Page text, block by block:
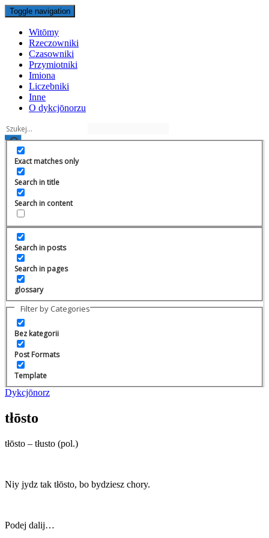
Toggle navigation
Witōmy
Rzeczowniki
Czasowniki
Przymiotniki
Imiona
Liczebniki
Inne
O dykcjōnorzu
Exact matches only
Search in title
Search in content
Search in posts
Search in pages
glossary
Filter by Categories
Bez kategorii
Post Formats
Template
Dykcjōnorz
tłōsto
tłōsto – tłusto (pol.)
Niy jydz tak tłōsto, bo bydziesz chory.
Podej dalij…